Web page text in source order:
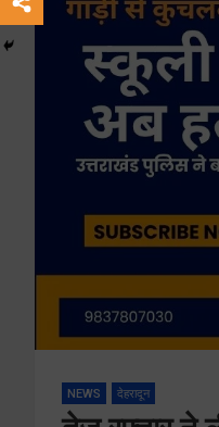
NEWS देहरादून